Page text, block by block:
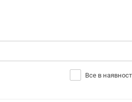
Все в